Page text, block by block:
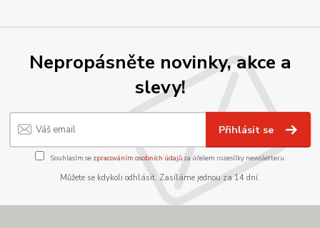
Nepropásněte novinky, akce a
slevy!
Přihlásit se
Souhlasím se zpracováním osobních údajůza účelem rozesílky newsletteru.
Můžete se kdykoli odhlásit. Zasíláme jednou za 14 dní.